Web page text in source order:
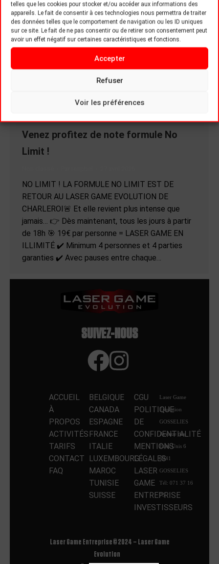
telles que les cookies pour stocker et/ou accéder aux informations des
appareils. Le fait de consentir à ces technologies nous permettra de traiter
des données telles que le comportement de navigation ou les ID uniques
sur ce site. Le fait de ne pas consentir ou de retirer son consentement peut
avoir un effet négatif sur certaines caractéristiques et fonctions.
Accepter
Refuser
Voir les préférences
Venez profitez de note formule No
Limit !
NO LIMIT ! LA FORMULE NO LIMIT EST DE
RETOUR AU LASER GAME EVOLUTION DE
CHARLEROI🚨 Et elle revient plus intense que
jamais… 👉 Dès maintenant, tous les jours à partir
de 18h 🎯 19€ par personne = LASER GAME EN
ILLIMITÉ ✔️ Minimum 4 personnes et 4 parties
garanties ✔️ Avec pauses entre chaque…
SUIVEZ-NOUS
ACCUEIL
À
PROPOS
ACTIVITÉS
TARIFS
CONTACT
FAQ
BELGIQUE
CANADA
ESPAGNE
FRANCE
ITALIE
LUXEMBOURG
MAROC
TUNISIE
SUISSE
CGU
POLITIQUE
DE
CONFIDENTIALITÉ
MENTIONS
LÉGALES
LASER
GAME
ENTREPRISE
INVESTISSEURS
Laser Game
Evolution
GOSSELIES
Avenue des
Etats Unis 6
6041
GOSSELIES
Tél: 071 37 16
75
Laser Game Entreprise © 2024 – Laser Game
Evolution